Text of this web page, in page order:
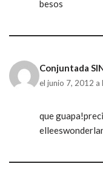
besos
Conjuntada
el junio 7, 2012 a
que